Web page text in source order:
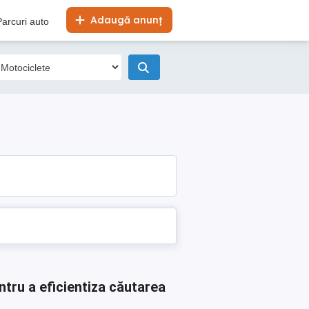
Adaugă anunț
auto
a eficientiza căutarea